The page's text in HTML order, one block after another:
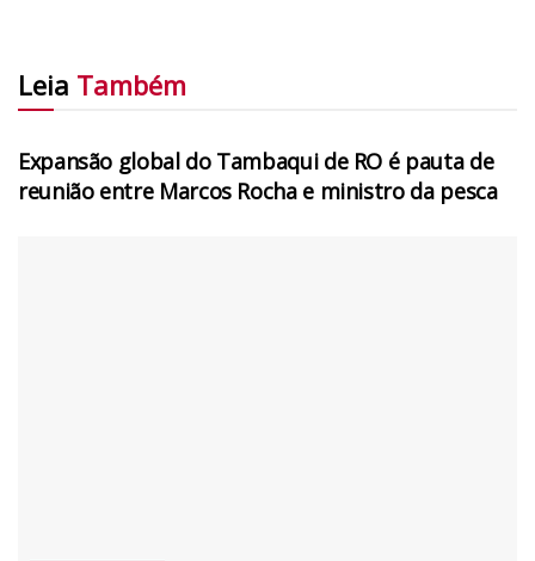
Leia Também
AGRONEGÓCIOS
Expansão global do Tambaqui de RO é pauta de
reunião entre Marcos Rocha e ministro da pesca